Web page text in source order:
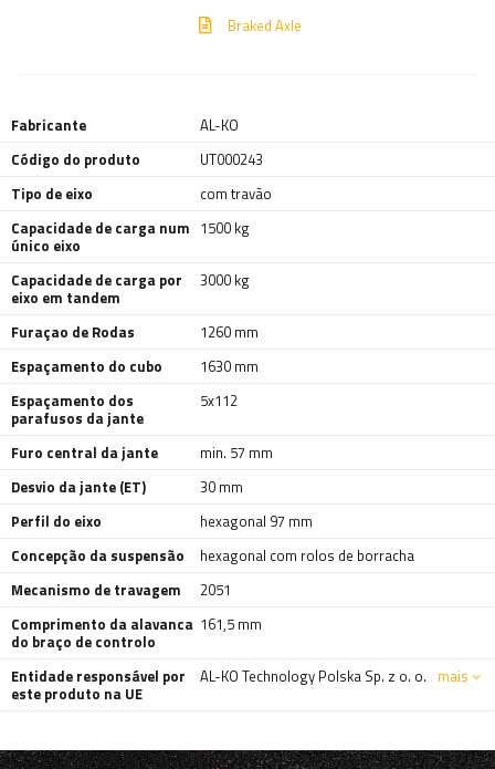
Braked Axle
Fabricante
AL-KO
Código do produto
UT000243
Tipo de eixo
com travão
Capacidade de carga num
único eixo
1500 kg
Capacidade de carga por
eixo em tandem
3000 kg
Furaçao de Rodas
1260 mm
Espaçamento do cubo
1630 mm
Espaçamento dos
parafusos da jante
5x112
Furo central da jante
min. 57 mm
Desvio da jante (ET)
30 mm
Perfil do eixo
hexagonal 97 mm
Concepção da suspensão
hexagonal com rolos de borracha
Mecanismo de travagem
2051
Comprimento da alavanca
do braço de controlo
161,5 mm
Entidade responsável por
este produto na UE
AL-KO Technology Polska Sp. z o. o. mais